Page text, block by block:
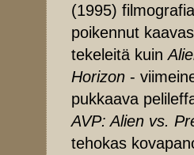
(1995)
poikennut
tekeleitä kuin
Horizon -
pukkaava
AVP: Alien vs.
tehokas